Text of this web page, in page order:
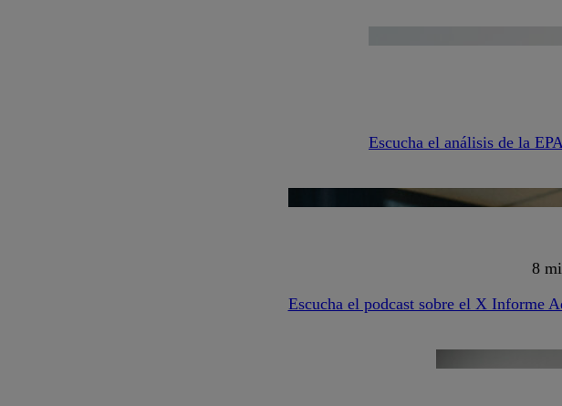
Escucha el análisis de la
8
Escucha el podcast sobre el X Informe